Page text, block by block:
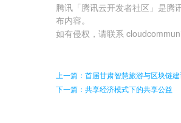
腾讯「腾讯云开发者社区」是腾
布内容。
如有侵权，请联系
上一篇：首届甘肃智慧旅游与区块链
下一篇：共享经济模式下的共享公益